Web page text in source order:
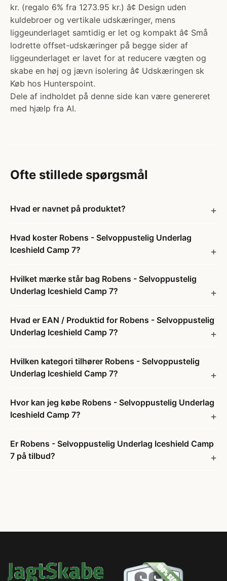
kr. (regalo 6% fra 1273.95 kr.) â¢ Design uden
kuldebroer og vertikale udskæringer, mens
liggeunderlaget samtidig er let og kompakt â¢ Små
lodrette offset-udskæringer på begge sider af
liggeunderlaget er lavet for at reducere vægten og
skabe en høj og jævn isolering â¢ Udskæringen sk
Køb hos Hunterspoint.
Dele af indholdet på denne side kan være genereret
med hjælp fra AI.
Ofte stillede spørgsmål
Hvad er navnet på produktet?
Hvad koster Robens - Selvoppustelig Underlag
Iceshield Camp 7?
Hvilket mærke står bag Robens - Selvoppustelig
Underlag Iceshield Camp 7?
Hvad er EAN / Produktid for Robens - Selvoppustelig
Underlag Iceshield Camp 7?
Hvilken kategori tilhører Robens - Selvoppustelig
Underlag Iceshield Camp 7?
Hvor kan jeg købe Robens - Selvoppustelig Underlag
Iceshield Camp 7?
Er Robens - Selvoppustelig Underlag Iceshield Camp
7 på tilbud?